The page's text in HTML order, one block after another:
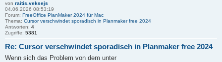
von raitis.veksejs
04.06.2026 08:53:19
Forum: FreeOffice PlanMaker 2024 für Mac
Thema: Cursor verschwindet sporadisch in Planmaker free 2024
Antworten: 4
Zugriffe: 5381
Re: Cursor verschwindet sporadisch in Planmaker free 2024
Wenn sich das Problem von dem unter